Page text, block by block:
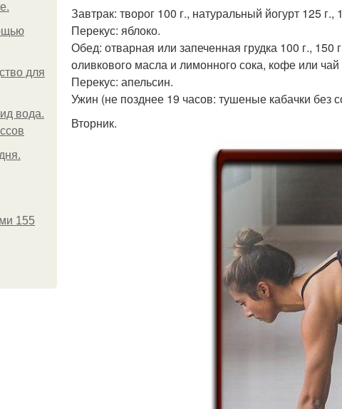
для
вода.
155
Завтрак: творог 100 г., натуральный йогурт 125
Перекус: яблоко.
Обед: отварная или запеченная грудка 100 г.,
оливкового масла и лимонного сока, кофе или чай
Перекус: апельсин.
Ужин (не позднее 19 часов: тушеные кабачки без
Вторник.